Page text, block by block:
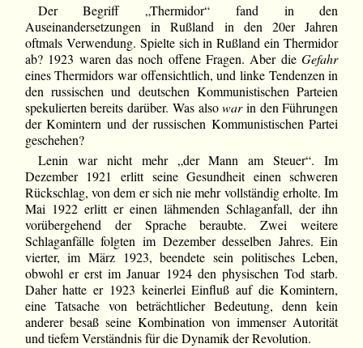
Der Begriff „Thermidor“ fand in den
Auseinandersetzungen in Rußland in den 20er Jahren
oftmals Verwendung. Spielte sich in Rußland ein Thermidor
ab? 1923 waren das noch offene Fragen. Aber dieGefahr
eines Thermidors war offensichtlich, und linke Tendenzen in
den russischen und deutschen Kommunistischen Parteien
spekulierten bereits darüber. Was alsowarin den Führungen
der Komintern und der russischen Kommunistischen Partei
geschehen?
Lenin war nicht mehr „der Mann am Steuer“. Im
Dezember 1921 erlitt seine Gesundheit einen schweren
Rückschlag, von dem er sich nie mehr vollständig erholte. Im
Mai 1922 erlitt er einen lähmenden Schlaganfall, der ihn
vorübergehend der Sprache beraubte. Zwei weitere
Schlaganfälle folgten im Dezember desselben Jahres. Ein
vierter, im März 1923, beendete sein politisches Leben,
obwohl er erst im Januar 1924 den physischen Tod starb.
Daher hatte er 1923 keinerlei Einfluß auf die Komintern,
eine Tatsache von beträchtlicher Bedeutung, denn kein
anderer besaß seine Kombination von immenser Autorität
und tiefem Verständnis für die Dynamik der Revolution.